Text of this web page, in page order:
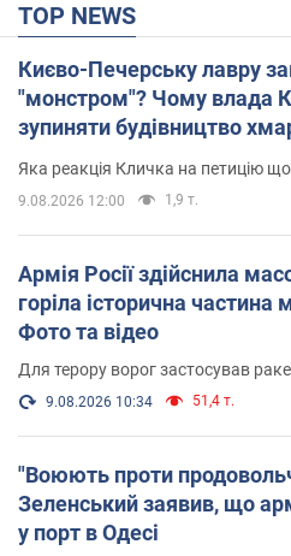
TOP NEWS
Києво-Печерську лавру
"монстром"? Чому влада
зупиняти будівництво
вірянина"
Яка реакція Кличка на петицію
9.08.2026 12:00 1,9 т.
Армія Росії здійснила
горіла історична частина
Фото та відео
Для терору ворог застосував
9.08.2026 10:34 51,4 т.
"Воюють проти
Зеленський заявив, що
у порт в Одесі